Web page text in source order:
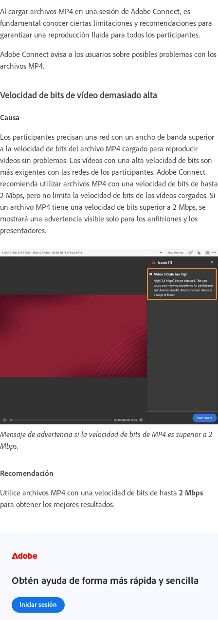
Al cargar archivos MP4 en una sesión de Adobe Connect, es
fundamental conocer ciertas limitaciones y recomendaciones para
garantizar una reproducción fluida para todos los participantes.
Adobe Connect avisa a los usuarios sobre posibles problemas con los
archivos MP4.
Velocidad de bits de vídeo demasiado alta
Causa
Los participantes precisan una red con un ancho de banda superior
a la velocidad de bits del archivo MP4 cargado para reproducir
vídeos sin problemas. Los vídeos con una alta velocidad de bits son
más exigentes con las redes de los participantes. Adobe Connect
recomienda utilizar archivos MP4 con una velocidad de bits de hasta
2 Mbps, pero no limita la velocidad de bits de los vídeos cargados. Si
un archivo MP4 tiene una velocidad de bits superior a 2 Mbps, se
mostrará una advertencia visible solo para los anfitriones y los
presentadores.
Mensaje de advertencia si la velocidad de bits de MP4 es superior a 2
Mbps.
Recomendación
Utilice archivos MP4 con una velocidad de bits de hasta 2 Mbps
para obtener los mejores resultados.
Obtén ayuda de forma más rápida y sencilla
Iniciar sesión